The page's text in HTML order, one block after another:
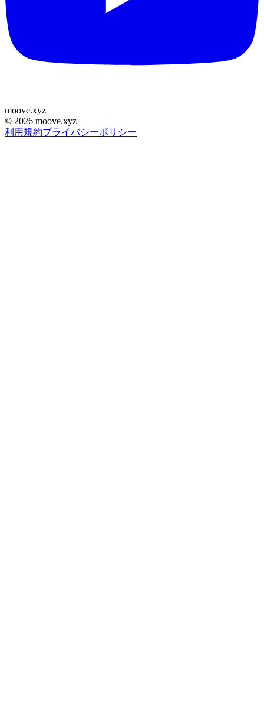
moove.xyz
© 2026 moove.xyz
利用規約プライバシーポリシー